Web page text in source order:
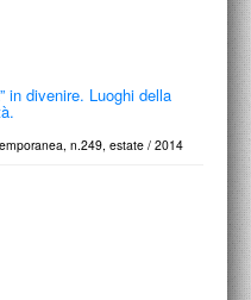
in divenire. Luoghi della
n.249, estate / 2014